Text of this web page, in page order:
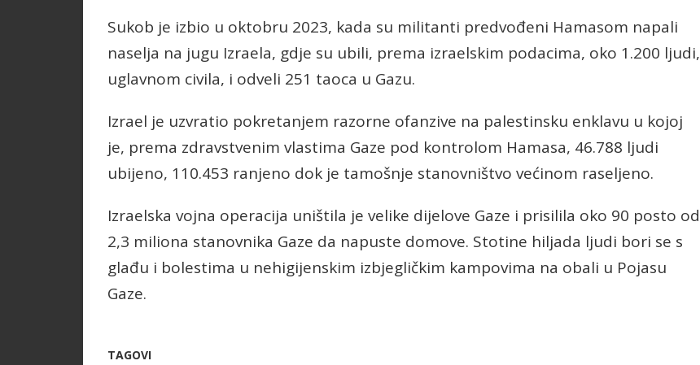
Sukob je izbio u oktobru 2023, kada su militanti predvođeni Hamasom napali
naselja na jugu Izraela, gdje su ubili, prema izraelskim podacima, oko 1.200 ljudi,
uglavnom civila, i odveli 251 taoca u Gazu.
Izrael je uzvratio pokretanjem razorne ofanzive na palestinsku enklavu u kojoj
je, prema zdravstvenim vlastima Gaze pod kontrolom Hamasa, 46.788 ljudi
ubijeno, 110.453 ranjeno dok je tamošnje stanovništvo većinom raseljeno.
Izraelska vojna operacija uništila je velike dijelove Gaze i prisilila oko 90 posto od
2,3 miliona stanovnika Gaze da napuste domove. Stotine hiljada ljudi bori se s
glađu i bolestima u nehigijenskim izbjegličkim kampovima na obali u Pojasu
Gaze.
TAGOVI